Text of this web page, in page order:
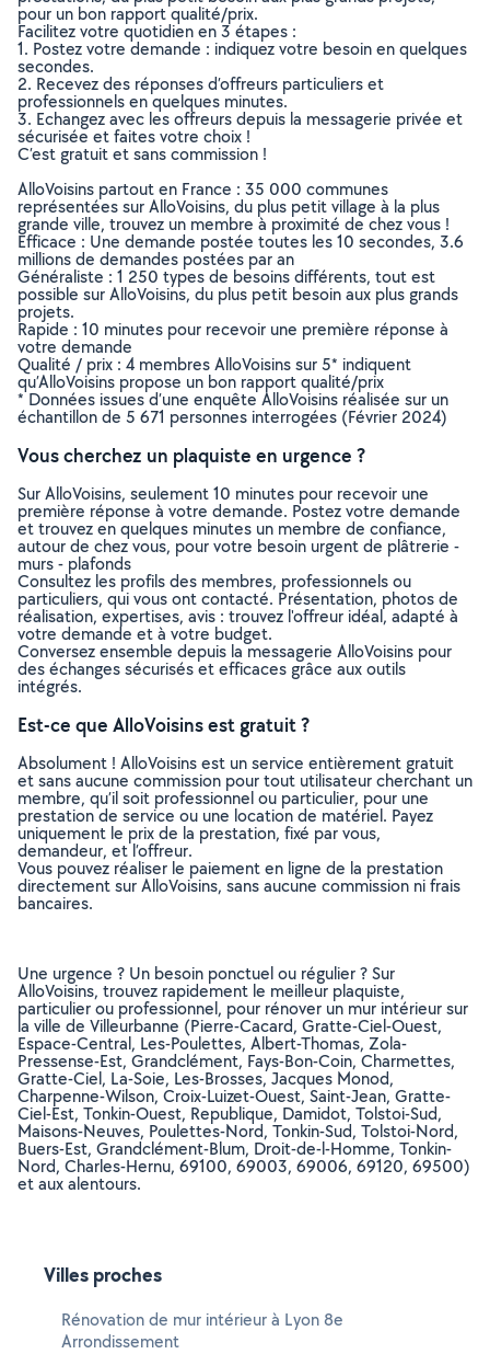
pour un bon rapport qualité/prix.
Facilitez votre quotidien en 3 étapes :
1. Postez votre demande : indiquez votre besoin en quelques
secondes.
2. Recevez des réponses d’offreurs particuliers et
professionnels en quelques minutes.
3. Echangez avec les offreurs depuis la messagerie privée et
sécurisée et faites votre choix !
C’est gratuit et sans commission !
AlloVoisins partout en France : 35 000 communes
représentées sur AlloVoisins, du plus petit village à la plus
grande ville, trouvez un membre à proximité de chez vous !
Efficace : Une demande postée toutes les 10 secondes, 3.6
millions de demandes postées par an
Généraliste : 1 250 types de besoins différents, tout est
possible sur AlloVoisins, du plus petit besoin aux plus grands
projets.
Rapide : 10 minutes pour recevoir une première réponse à
votre demande
Qualité / prix : 4 membres AlloVoisins sur 5* indiquent
qu’AlloVoisins propose un bon rapport qualité/prix
* Données issues d’une enquête AlloVoisins réalisée sur un
échantillon de 5 671 personnes interrogées (Février 2024)
Vous cherchez un plaquiste en urgence ?
Sur AlloVoisins, seulement 10 minutes pour recevoir une
première réponse à votre demande. Postez votre demande
et trouvez en quelques minutes un membre de confiance,
autour de chez vous, pour votre besoin urgent de plâtrerie -
murs - plafonds
Consultez les profils des membres, professionnels ou
particuliers, qui vous ont contacté. Présentation, photos de
réalisation, expertises, avis : trouvez l'offreur idéal, adapté à
votre demande et à votre budget.
Conversez ensemble depuis la messagerie AlloVoisins pour
des échanges sécurisés et efficaces grâce aux outils
intégrés.
Est-ce que AlloVoisins est gratuit ?
Absolument ! AlloVoisins est un service entièrement gratuit
et sans aucune commission pour tout utilisateur cherchant un
membre, qu’il soit professionnel ou particulier, pour une
prestation de service ou une location de matériel. Payez
uniquement le prix de la prestation, fixé par vous,
demandeur, et l’offreur.
Vous pouvez réaliser le paiement en ligne de la prestation
directement sur AlloVoisins, sans aucune commission ni frais
bancaires.
Une urgence ? Un besoin ponctuel ou régulier ? Sur
AlloVoisins, trouvez rapidement le meilleur plaquiste,
particulier ou professionnel, pour rénover un mur intérieur sur
la ville de Villeurbanne (Pierre-Cacard, Gratte-Ciel-Ouest,
Espace-Central, Les-Poulettes, Albert-Thomas, Zola-
Pressense-Est, Grandclément, Fays-Bon-Coin, Charmettes,
Gratte-Ciel, La-Soie, Les-Brosses, Jacques Monod,
Charpenne-Wilson, Croix-Luizet-Ouest, Saint-Jean, Gratte-
Ciel-Est, Tonkin-Ouest, Republique, Damidot, Tolstoi-Sud,
Maisons-Neuves, Poulettes-Nord, Tonkin-Sud, Tolstoi-Nord,
Buers-Est, Grandclément-Blum, Droit-de-l-Homme, Tonkin-
Nord, Charles-Hernu, 69100, 69003, 69006, 69120, 69500)
et aux alentours.
Villes proches
Rénovation de mur intérieur à Lyon 8e
Arrondissement